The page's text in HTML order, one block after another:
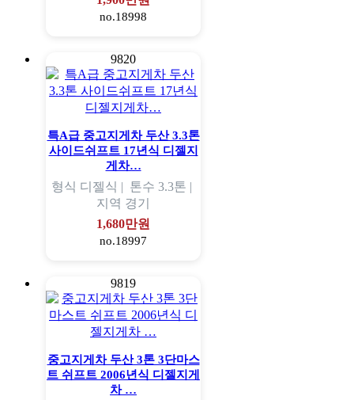
no.18998
9820
특A급 중고지게차 두산 3.3톤
사이드쉬프트 17년식 디젤지
게차…
형식 디젤식 | 톤수 3.3톤 |
지역 경기
1,680만원
no.18997
9819
중고지게차 두산 3톤 3단마스
트 쉬프트 2006년식 디젤지게
차 …